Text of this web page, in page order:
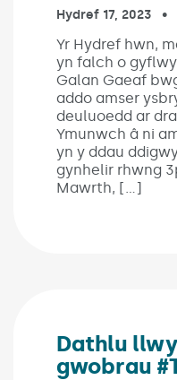
Published on:
Hydref 17, 2023
Yr Hydref hwn,
yn falch o
Galan Gaeaf
addo amser
deuluoedd ar
Ymunwch â ni
yn y ddau
gynhelir rhwng
Mawrth, […]
Dathlu
gwobrau